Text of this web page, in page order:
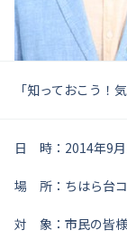
「知っておこう！
日 時：2014年9
場 所：ちはら台
対 象：市民の皆様